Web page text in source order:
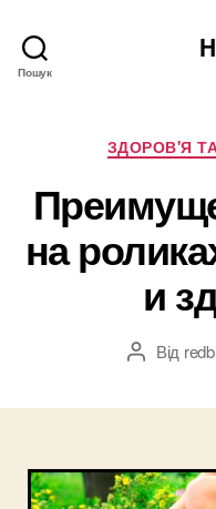
Пошук
ЗДОРОВ'Я
на
и
Автор
Від